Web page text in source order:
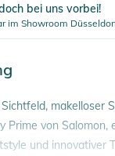
bei uns vorbei!
im Showroom
makelloser
Prime von
und innovativer